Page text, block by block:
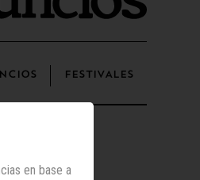
FESTIVALES
en base a